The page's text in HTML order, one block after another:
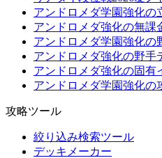
アンドロメダ学園強化の
アンドロメダ強化の無課
アンドロメダ学園強化の
アンドロメダ強化の野手
アンドロメダ強化の固有
アンドロメダ学園強化の
攻略ツール
絞り込み検索ツール
デッキメーカー